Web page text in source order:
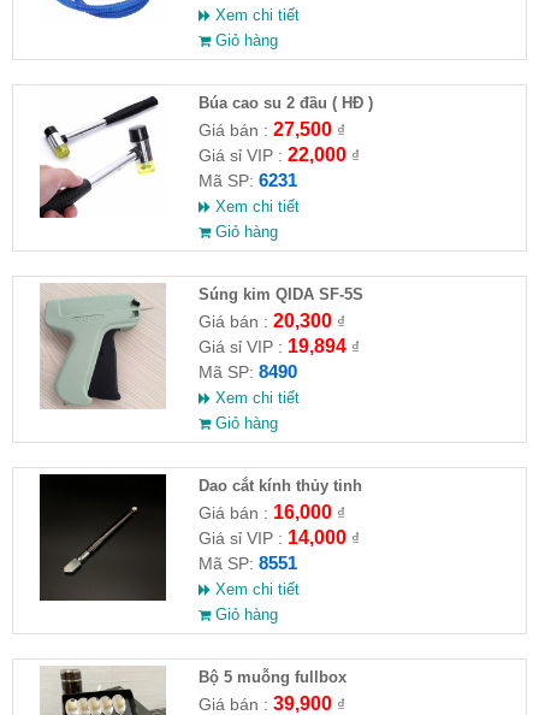
Xem chi tiết
Giỏ hàng
Búa cao su 2 đầu ( HĐ )
Giá bán : 27,500₫
Giá sỉ VIP : 22,000₫
Mã SP: 6231
Xem chi tiết
Giỏ hàng
Súng kim QIDA SF-5S
Giá bán : 20,300₫
Giá sỉ VIP : 19,894₫
Mã SP: 8490
Xem chi tiết
Giỏ hàng
Dao cắt kính thủy tinh
Giá bán : 16,000₫
Giá sỉ VIP : 14,000₫
Mã SP: 8551
Xem chi tiết
Giỏ hàng
Bộ 5 muỗng fullbox
Giá bán : 39,900₫